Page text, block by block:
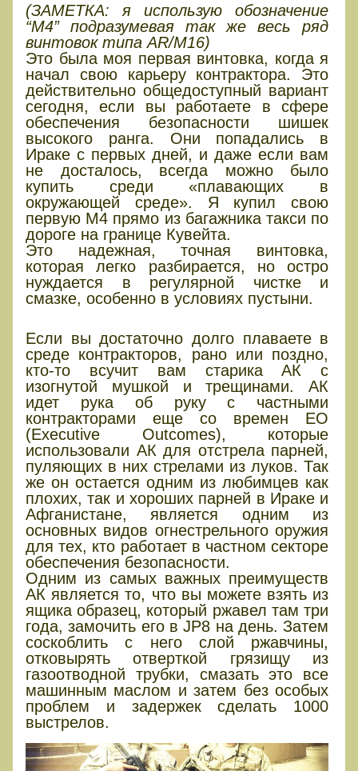
(ЗАМЕТКА: я использую обозначение
“M4” подразумевая так же весь ряд
винтовок типа AR/M16)
Это была моя первая винтовка, когда я
начал свою карьеру контрактора. Это
действительно общедоступный вариант
сегодня, если вы работаете в сфере
обеспечения безопасности шишек
высокого ранга. Они попадались в
Ираке с первых дней, и даже если вам
не досталось, всегда можно было
купить среди «плавающих в
окружающей среде». Я купил свою
первую М4 прямо из багажника такси по
дороге на границе Кувейта.
Это надежная, точная винтовка,
которая легко разбирается, но остро
нуждается в регулярной чистке и
смазке, особенно в условиях пустыни.
Если вы достаточно долго плаваете в
среде контракторов, рано или поздно,
кто-то всучит вам старика АК с
изогнутой мушкой и трещинами. АК
идет рука об руку с частными
контракторами еще со времен ЕО
(Еxecutive Оutcomes), которые
использовали АК для отстрела парней,
пуляющих в них стрелами из луков. Так
же он остается одним из любимцев как
плохих, так и хороших парней в Ираке и
Афганистане, является одним из
основных видов огнестрельного оружия
для тех, кто работает в частном секторе
обеспечения безопасности.
Одним из самых важных преимуществ
АК является то, что вы можете взять из
ящика образец, который ржавел там три
года, замочить его в JP8 на день. Затем
соскоблить с него слой ржавчины,
отковырять отверткой грязищу из
газоотводной трубки, смазать это все
машинным маслом и затем без особых
проблем и задержек сделать 1000
выстрелов.